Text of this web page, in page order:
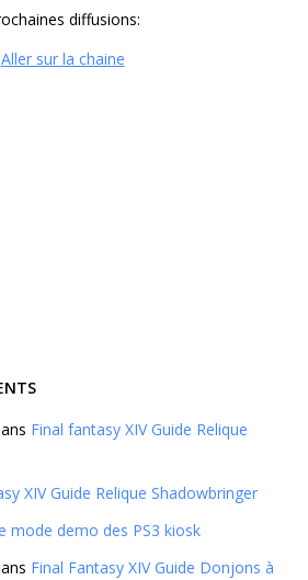
diffusions:
Aller sur la chaine
Final fantasy XIV Guide Relique
XIV Guide Relique Shadowbringer
mode demo des PS3 kiosk
Final Fantasy XIV Guide Donjons à